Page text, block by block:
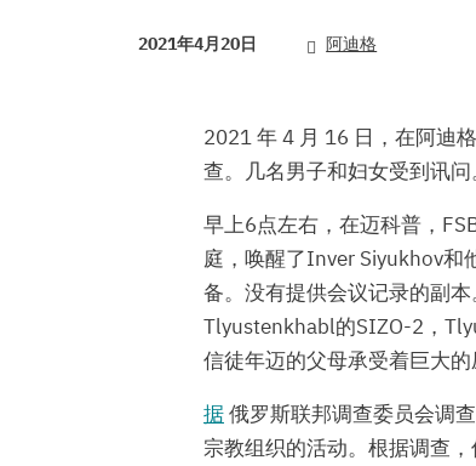
2021年4月20日 阿迪格
2021 年 4 月 16 日，在阿迪
查。几名男子和妇女受到讯
早上6点左右，在迈科普，
庭，唤醒了Inver Siyukhov和
备。没有提供会议记录的副
Tlyustenkhabl的SIZO-2，
信徒年迈的父母承受着巨大的
据俄罗斯联邦调查委员会调
宗教组织的活动。根据调查